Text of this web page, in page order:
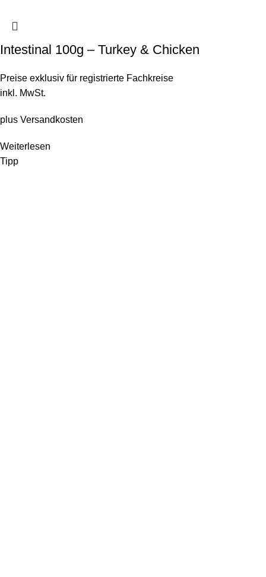
Intestinal 100g – Turkey & Chicken
Preise exklusiv für registrierte Fachkreise
inkl. MwSt.
plus Versandkosten
Weiterlesen
Tipp